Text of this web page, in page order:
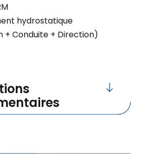
hydrostatique
+ Conduite + Direction)